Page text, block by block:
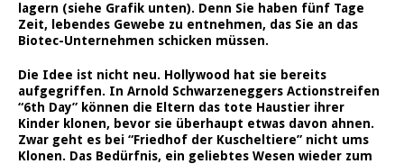
lagern (siehe Grafik unten). Denn Sie haben fünf Tage
Zeit, lebendes Gewebe zu entnehmen, das Sie an das
Biotec-Unternehmen schicken müssen.
Die Idee ist nicht neu. Hollywood hat sie bereits
aufgegriffen. In Arnold Schwarzeneggers Actionstreifen
“6th Day” können die Eltern das tote Haustier ihrer
Kinder klonen, bevor sie überhaupt etwas davon ahnen.
Zwar geht es bei “Friedhof der Kuscheltiere” nicht ums
Klonen. Das Bedürfnis, ein geliebtes Wesen wieder zum